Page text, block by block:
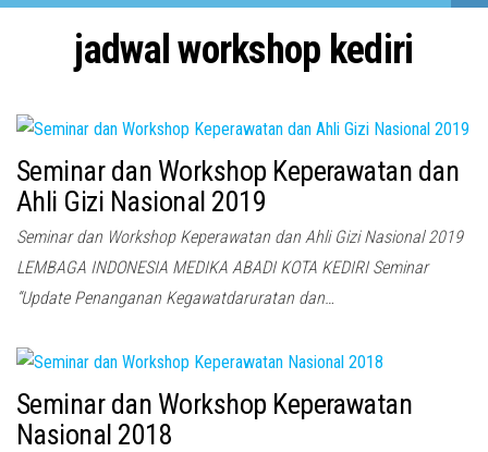
Promo
Terbaru
Bazaar,
Workshop,
Job Fair,
Lomba dll.
jadwal workshop kediri
Seminar dan Workshop Keperawatan dan
Ahli Gizi Nasional 2019
Seminar dan Workshop Keperawatan dan Ahli Gizi Nasional 2019
LEMBAGA INDONESIA MEDIKA ABADI KOTA KEDIRI Seminar
“Update Penanganan Kegawatdaruratan dan…
Seminar dan Workshop Keperawatan
Nasional 2018